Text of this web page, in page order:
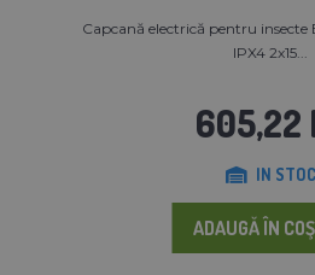
Capcană electrică pentru insecte
IPX4 2x15...
605,22
IN STOC
ADAUGĂ ÎN COŞ